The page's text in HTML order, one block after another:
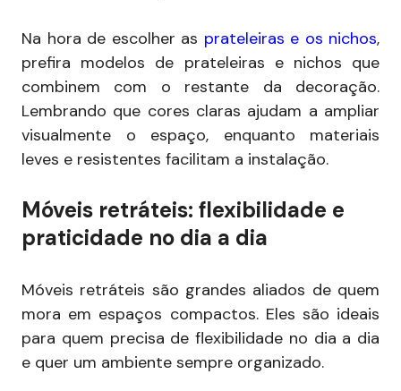
Na hora de escolher as prateleiras e os nichos,
prefira modelos de prateleiras e nichos que
combinem com o restante da decoração.
Lembrando que cores claras ajudam a ampliar
visualmente o espaço, enquanto materiais
leves e resistentes facilitam a instalação.
Móveis retráteis: flexibilidade e
praticidade no dia a dia
Móveis retráteis são grandes aliados de quem
mora em espaços compactos. Eles são ideais
para quem precisa de flexibilidade no dia a dia
e quer um ambiente sempre organizado.